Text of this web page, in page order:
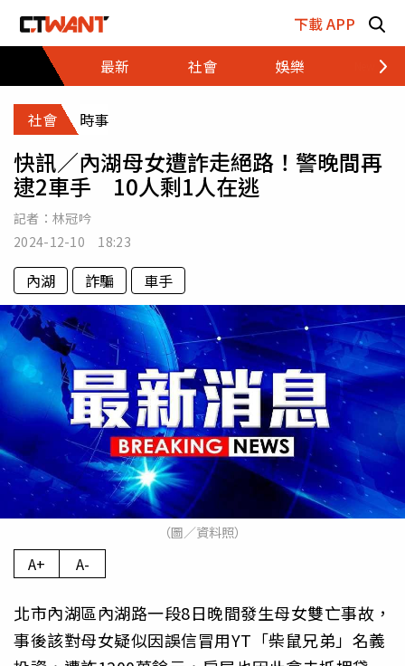
下載 APP
最新
社會 娛樂 財經
社會 時事
快訊／內湖母女遭詐走絕路！警晚間再
逮2車手 10人剩1人在逃
記者： 林冠吟
2024-12-10 18:23
內湖 詐騙 車手
（圖／資料照）
A+ A-
北市內湖區內湖路一段8日晚間發生母女雙亡事故，
事後該對母女疑似因誤信冒用YT「柴鼠兄弟」名義